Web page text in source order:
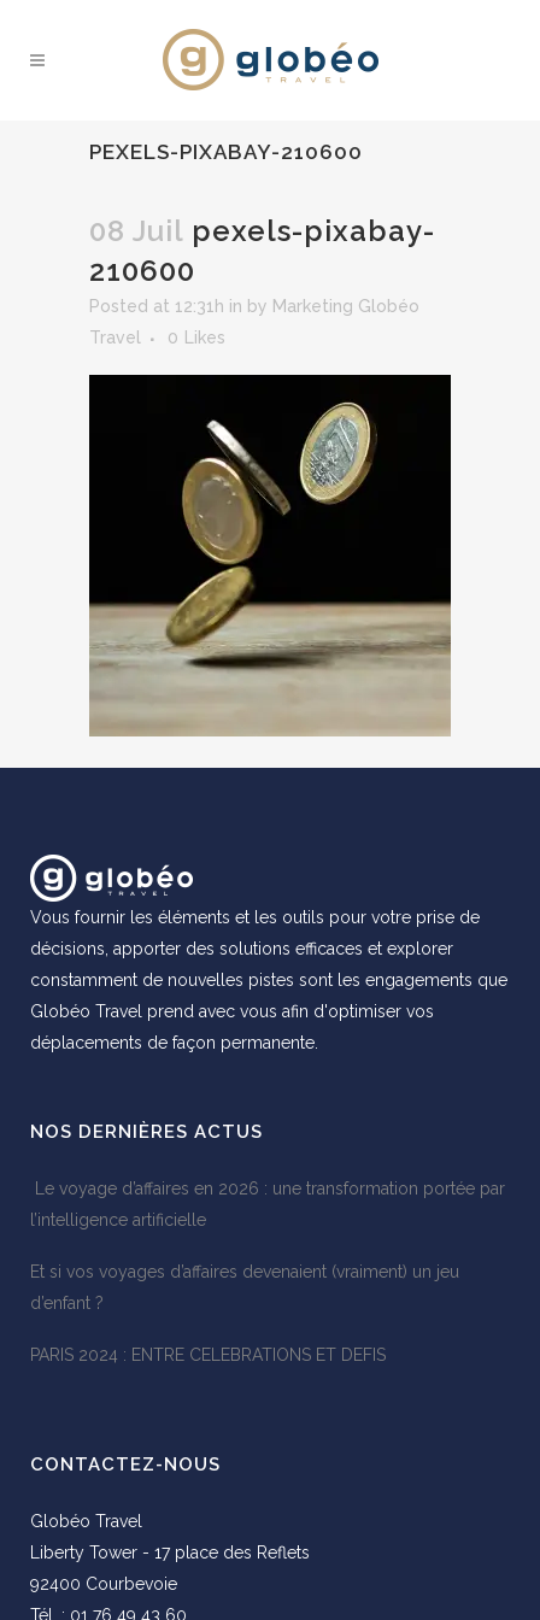
PEXELS-PIXABAY-210600
08 Juil pexels-pixabay-
210600
Posted at 12:31h in by Marketing Globéo
Travel
0 Likes
Vous fournir les éléments et les outils pour votre prise de
décisions, apporter des solutions efficaces et explorer
constamment de nouvelles pistes sont les engagements que
Globéo Travel prend avec vous afin d'optimiser vos
déplacements de façon permanente.
NOS DERNIÈRES ACTUS
Le voyage d’affaires en 2026 : une transformation portée par
l’intelligence artificielle
Et si vos voyages d’affaires devenaient (vraiment) un jeu
d’enfant ?
PARIS 2024 : ENTRE CELEBRATIONS ET DEFIS
CONTACTEZ-NOUS
Globéo Travel
Liberty Tower - 17 place des Reflets
92400 Courbevoie
Tél. : 01 76 49 43 60